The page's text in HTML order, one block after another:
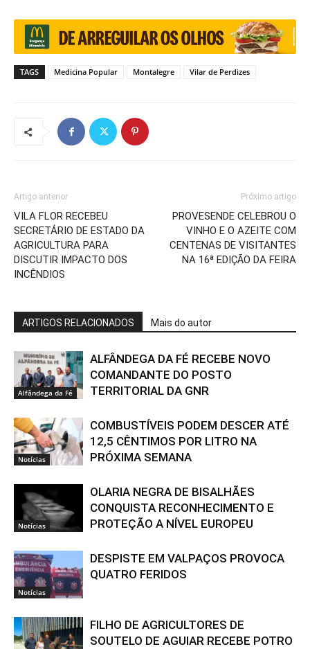
TAGS Medicina Popular Montalegre Vilar de Perdizes
Artigo anterior
VILA FLOR RECEBEU
SECRETÁRIO DE ESTADO DA
AGRICULTURA PARA
DISCUTIR IMPACTO DOS
INCÊNDIOS
Próximo artigo
PROVESENDE CELEBROU O
VINHO E O AZEITE COM
CENTENAS DE VISITANTES
NA 16ª EDIÇÃO DA FEIRA
ARTIGOS RELACIONADOS Mais do autor
Alfândega da Fé
ALFÂNDEGA DA FÉ RECEBE NOVO
COMANDANTE DO POSTO
TERRITORIAL DA GNR
Notícias
COMBUSTÍVEIS PODEM DESCER ATÉ
12,5 CÊNTIMOS POR LITRO NA
PRÓXIMA SEMANA
Notícias
OLARIA NEGRA DE BISALHÃES
CONQUISTA RECONHECIMENTO E
PROTEÇÃO A NÍVEL EUROPEU
Notícias
DESPISTE EM VALPAÇOS PROVOCA
QUATRO FERIDOS
FILHO DE AGRICULTORES DE
SOUTELO DE AGUIAR RECEBE POTRO